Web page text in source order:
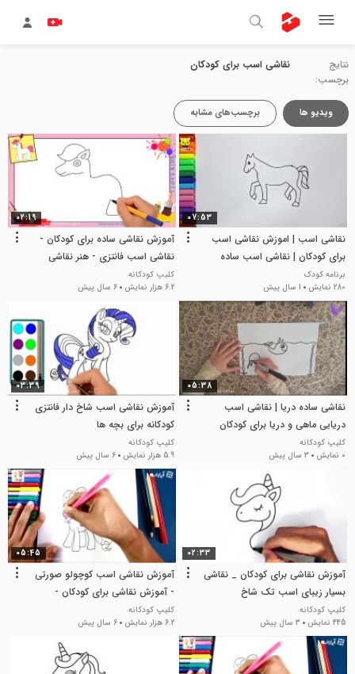
نتایج
برچسب:
نقاشی اسب برای کودکان
ویدیو ها برچسب‌های مشابه
07:53
نقاشی اسب | اموزش نقاشی اسب
برای کودکان | نقاشی اسب ساده
برنامه کودک
280 نمایش
1 سال پیش
02:19
آموزش نقاشی ساده برای کودکان -
نقاشی اسب فانتزی - هنر نقاشی
کلیپ کودکانه
6.2 هزار نمایش
6 سال پیش
05:38
نقاشی ساده دریا | نقاشی اسب
دریایی ماهی و دریا برای کودکان
بالای سه سال
کلیپ کودکانه
0 نمایش
3 سال پیش
03:39
آموزش نقاشی اسب شاخ دار فانتزی
کودکانه برای بچه ها
کلیپ کودکانه
5.9 هزار نمایش
6 سال پیش
02:33
آموزش نقاشی برای کودکان _ نقاشی
بسیار زیبای اسب تک شاخ
کلیپ کودکانه
445 نمایش
3 سال پیش
05:45
آموزش نقاشی اسب کوچولو صورتی
- آموزش نقاشی برای کودکان -
کودکانه
کلیپ کودکانه
6.2 هزار نمایش
6 سال پیش